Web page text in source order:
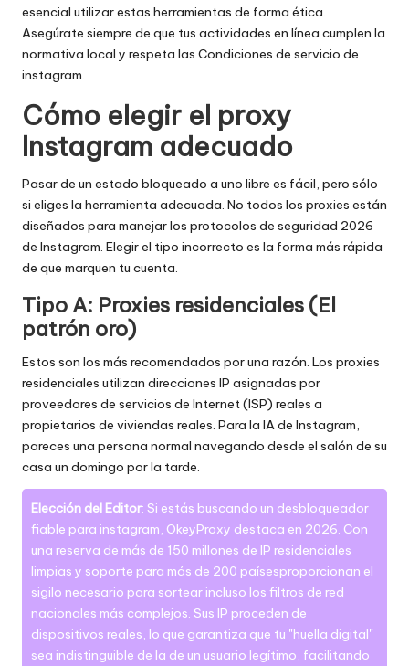
esencial utilizar estas herramientas de forma ética.
Asegúrate siempre de que tus actividades en línea cumplen la
normativa local y respeta las Condiciones de servicio de
instagram.
Cómo elegir el proxy
Instagram adecuado
Pasar de un estado bloqueado a uno libre es fácil, pero sólo
si eliges la herramienta adecuada. No todos los proxies están
diseñados para manejar los protocolos de seguridad 2026
de Instagram. Elegir el tipo incorrecto es la forma más rápida
de que marquen tu cuenta.
Tipo A: Proxies residenciales (El
patrón oro)
Estos son los más recomendados por una razón. Los proxies
residenciales utilizan direcciones IP asignadas por
proveedores de servicios de Internet (ISP) reales a
propietarios de viviendas reales. Para la IA de Instagram,
pareces una persona normal navegando desde el salón de su
casa un domingo por la tarde.
Elección del Editor: Si estás buscando un desbloqueador
fiable para instagram, OkeyProxy destaca en 2026. Con
una reserva de más de 150 millones de IP residenciales
limpias y soporte para más de 200 paísesproporcionan el
sigilo necesario para sortear incluso los filtros de red
nacionales más complejos. Sus IP proceden de
dispositivos reales, lo que garantiza que tu "huella digital"
sea indistinguible de la de un usuario legítimo, facilitando